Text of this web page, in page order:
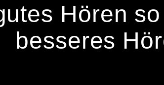
Hören
besseres